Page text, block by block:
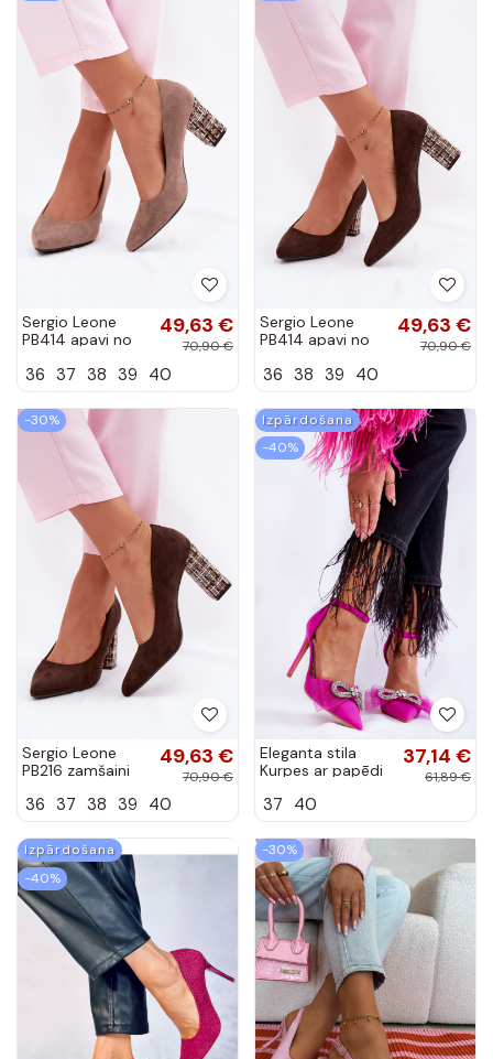
Sergio Leone
PB414 apavi no
ar stilīgu papēdi
49,63 €
70,90 €
36 37 38 39 40
Sergio Leone
PB414 apavi no
ar stilīgu papēdi
49,63 €
70,90 €
36 38 39 40
-30%
Sergio Leone
PB216 zamšaini
papēdi šokolādes
49,63 €
70,90 €
36 37 38 39 40
Izpārdošana
-40%
Eleganta stila
Kurpes ar papēdi
krāsas Hettie
37,14 €
61,89 €
37 40
Izpārdošana
-40%
-30%